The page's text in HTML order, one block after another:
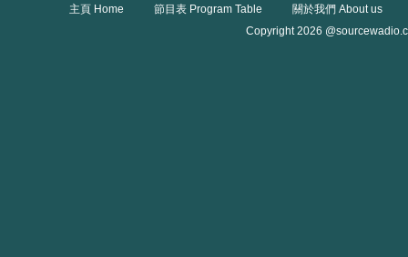
主頁 Home 節目表 Program Table
關於我們 About us
Copyright 2026